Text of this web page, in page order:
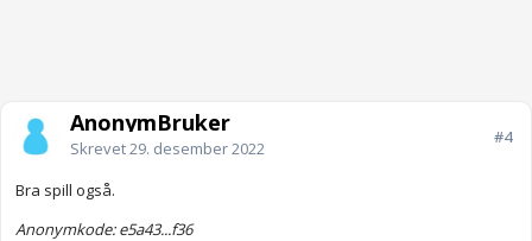
AnonymBruker
Skrevet29. desember 2022
#4
Bra spill også.
Anonymkode: e5a43...f36